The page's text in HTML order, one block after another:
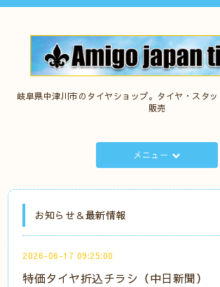
岐阜県中津川市のタイヤショップ。タイヤ・スタ
販売
メニュー
お知らせ＆最新情報
2026-06-17 09:25:00
特価タイヤ折込チラシ（中日新聞）